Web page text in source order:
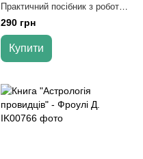
Практичний посібник з роботи з
енергією достатку" - Йонтен
Дордже
290 грн
Купити